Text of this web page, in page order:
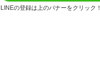
LINEの登録は上のバナーをクリック！